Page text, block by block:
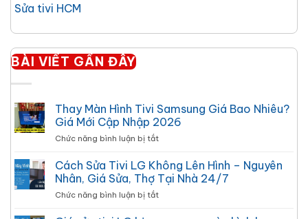
Sửa tivi HCM
BÀI VIẾT GẦN ĐÂY
Thay Màn Hình Tivi Samsung Giá Bao Nhiêu?
Giá Mới Cập Nhập 2026
Chức năng bình luận bị tắtở
Màn
Hình
Tivi
Samsung
Cách Sửa Tivi LG Không Lên Hình – Nguyên
Nhân, Giá Sửa, Thợ Tại Nhà 24/7
Chức năng bình luận bị tắtở